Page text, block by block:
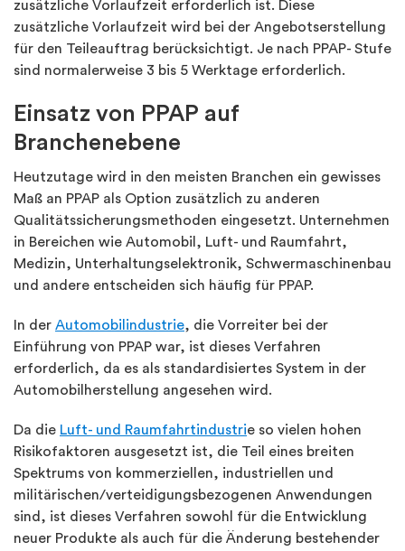
zusätzliche Vorlaufzeit erforderlich ist. Diese
zusätzliche Vorlaufzeit wird bei der Angebotserstellung
für den Teileauftrag berücksichtigt. Je nach PPAP- Stufe
sind normalerweise 3 bis 5 Werktage erforderlich.
Einsatz von PPAP auf
Branchenebene
Heutzutage wird in den meisten Branchen ein gewisses
Maß an PPAP als Option zusätzlich zu anderen
Qualitätssicherungsmethoden eingesetzt. Unternehmen
in Bereichen wie Automobil, Luft- und Raumfahrt,
Medizin, Unterhaltungselektronik, Schwermaschinenbau
und andere entscheiden sich häufig für PPAP.
In der Automobilindustrie, die Vorreiter bei der
Einführung von PPAP war, ist dieses Verfahren
erforderlich, da es als standardisiertes System in der
Automobilherstellung angesehen wird.
Da die Luft- und Raumfahrtindustrie so vielen hohen
Risikofaktoren ausgesetzt ist, die Teil eines breiten
Spektrums von kommerziellen, industriellen und
militärischen/verteidigungsbezogenen Anwendungen
sind, ist dieses Verfahren sowohl für die Entwicklung
neuer Produkte als auch für die Änderung bestehender